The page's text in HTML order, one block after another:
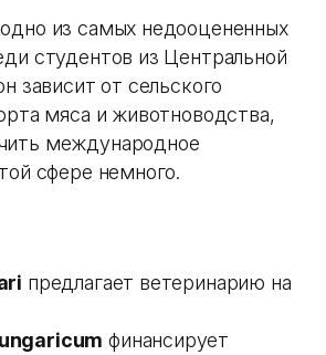
из самых недооцененных
студентов из Центральной
зависит от сельского
мяса и животноводства,
международное
сфере немного.
предлагает ветеринарию на
финансирует